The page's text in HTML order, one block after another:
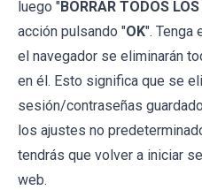
luego "BORRAR TODOS
acción pulsando "OK". Tenga
el navegador se eliminarán
en él. Esto significa que se
sesión/contraseñas
los ajustes no
tendrás que volver a iniciar
web.